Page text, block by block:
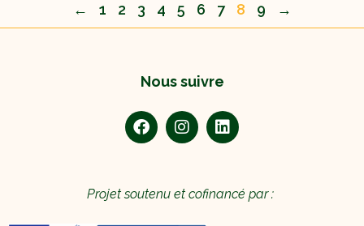
← 1 2 3 4 5 6 7 8 9 →
Nous suivre
Projet soutenu et cofinancé par :